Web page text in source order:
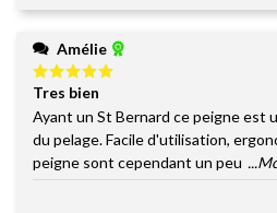
Amélie
Note5sur
5
Tres bien
Ayant un St Bernard ce peigne est
du pelage. Facile d'utilisation,
peigne sont cependant un peu